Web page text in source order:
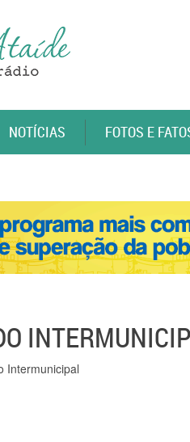
NOTÍCIAS FOTOS E
Intermunicipal